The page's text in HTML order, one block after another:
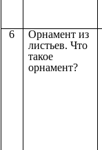
6
Орнамент из
листьев. Что
такое
орнамент?